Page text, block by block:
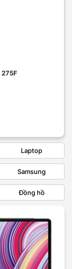
Laptop
Samsung
Đồng hồ